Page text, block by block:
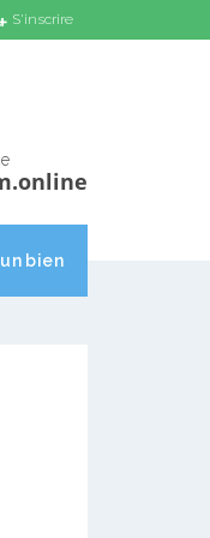
S'inscrire
bien